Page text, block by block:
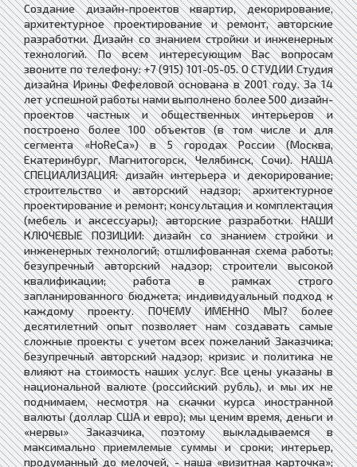
Создание дизайн-проектов квартир, декорирование,
архитектурное проектирование и ремонт, авторские
разработки. Дизайн со знанием стройки и инженерных
технологий. По всем интересующим Вас вопросам
звоните по телефону: +7 (915) 101-05-05. О СТУДИИ Студия
дизайна Ирины Фефеловой основана в 2001 году. За 14
лет успешной работы нами выполнено более 500 дизайн-
проектов частных и общественных интерьеров и
построено более 100 объектов (в том числе и для
сегмента «HoReCa») в 5 городах России (Москва,
Екатеринбург, Магнитогорск, Челябинск, Сочи). НАША
СПЕЦИАЛИЗАЦИЯ: дизайн интерьера и декорирование;
строительство и авторский надзор; архитектурное
проектирование и ремонт; консультация и комплектация
(мебель и аксессуары); авторские разработки. НАШИ
КЛЮЧЕВЫЕ ПОЗИЦИИ: дизайн со знанием стройки и
инженерных технологий; отшлифованная схема работы;
безупречный авторский надзор; строители высокой
квалификации; работа в рамках строго
запланированного бюджета; индивидуальный подход к
каждому проекту. ПОЧЕМУ ИМЕННО МЫ? более
десятилетний опыт позволяет нам создавать самые
сложные проекты с учетом всех пожеланий Заказчика;
безупречный авторский надзор; кризис и политика не
влияют на стоимость наших услуг. Все цены указаны в
национальной валюте (российский рубль), и мы их не
поднимаем, несмотря на скачки курса иностранной
валюты (доллар США и евро); мы ценим время, деньги и
«нервы» Заказчика, поэтому выкладываемся в
максимально приемлемые суммы и сроки; интерьер,
продуманный до мелочей, - наша «визитная карточка»;